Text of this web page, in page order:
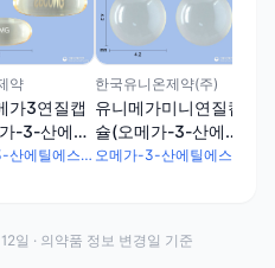
약
가3연질캡
-3-산에틸
90)
오메가-3-산에틸에스테르90
한국유니온제약(주)
유니메가미니연질캡
슐(오메가-3-산에틸
에스테르90)
일 · 의약품 정보 변경일 기준